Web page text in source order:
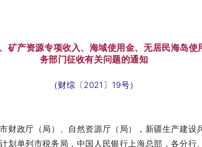
矿产资源专项收入、海域使用金、无居民海岛
务部门征收有关问题的通知
（财综〔2021〕19号）
财政厅（局）、自然资源厅（局），新疆生产建设
划单列市税务局，中国人民银行上海总部，各分行